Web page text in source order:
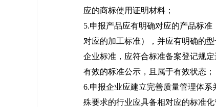
应的商标使用证明材料；
5.申报产品应有明确对应的产品标准
对应的加工标准），并应有明确的
企业标准，应符合标准备案登记规
有效的标准公示，且属于有效状态；
6.申报企业应建立完善质量管理体系
殊要求的行业应具备相对应的标准